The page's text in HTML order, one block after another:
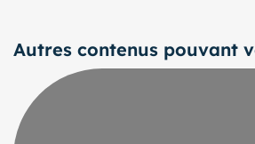
Autres contenus pouvant